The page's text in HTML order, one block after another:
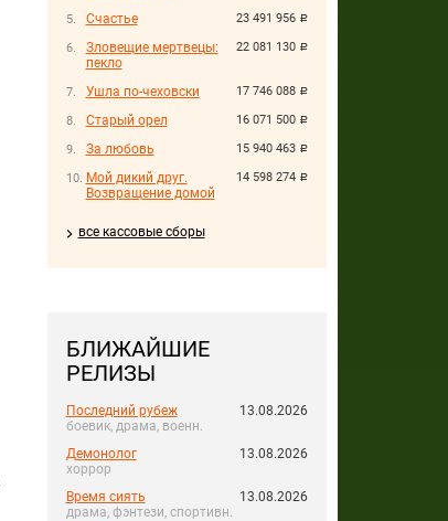
23 491 956 руб.
Счастье
22 081 130 руб.
Зловещие мертвецы:
пекло
17 746 088 руб.
Ушла по-чеховски
16 071 500 руб.
Старый орел
15 940 463 руб.
За любовь
14 598 274 руб.
Мой дикий друг.
Возвращение домой
все кассовые сборы
БЛИЖАЙШИЕ
РЕЛИЗЫ
Последний рубеж
боевик, драма, военн.
13.08.2026
Демонолог
хоррор
13.08.2026
Время сиять
драма, фэнтези, спортивн.
13.08.2026